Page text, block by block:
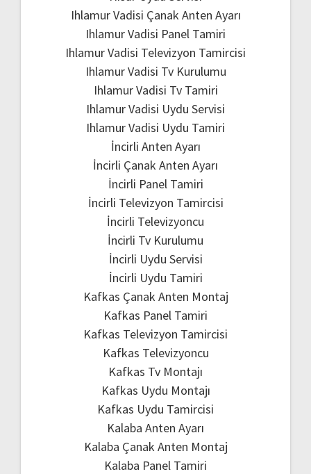
Ihlamur Vadisi Çanak Anten Ayarı
Ihlamur Vadisi Panel Tamiri
Ihlamur Vadisi Televizyon Tamircisi
Ihlamur Vadisi Tv Kurulumu
Ihlamur Vadisi Tv Tamiri
Ihlamur Vadisi Uydu Servisi
Ihlamur Vadisi Uydu Tamiri
İncirli Anten Ayarı
İncirli Çanak Anten Ayarı
İncirli Panel Tamiri
İncirli Televizyon Tamircisi
İncirli Televizyoncu
İncirli Tv Kurulumu
İncirli Uydu Servisi
İncirli Uydu Tamiri
Kafkas Çanak Anten Montaj
Kafkas Panel Tamiri
Kafkas Televizyon Tamircisi
Kafkas Televizyoncu
Kafkas Tv Montajı
Kafkas Uydu Montajı
Kafkas Uydu Tamircisi
Kalaba Anten Ayarı
Kalaba Çanak Anten Montaj
Kalaba Panel Tamiri